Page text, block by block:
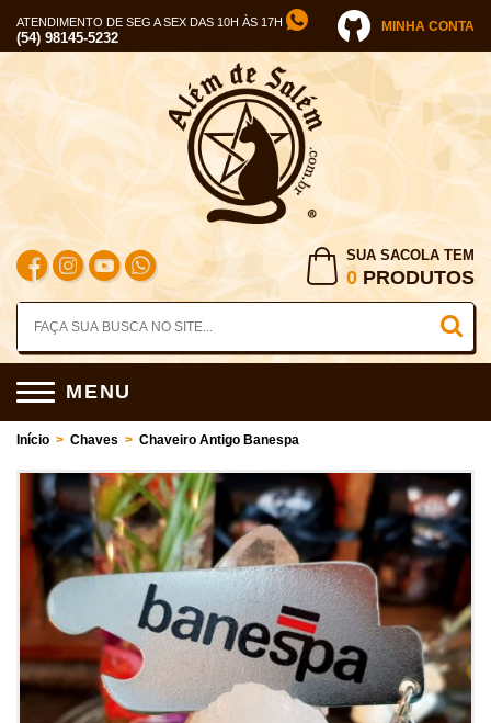
ATENDIMENTO DE SEG A SEX DAS 10H ÀS 17H
(54) 98145-5232
MINHA CONTA
SUA SACOLA TEM
0 PRODUTOS
MENU
Início > Chaves > Chaveiro Antigo Banespa